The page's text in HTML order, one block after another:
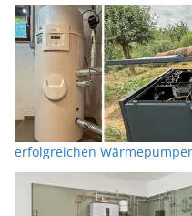
erfolgreichen